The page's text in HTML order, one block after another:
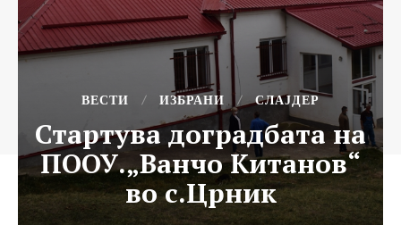
ВЕСТИ ИЗБРАНИ СЛАЈДЕР
Стартува доградбата на
ПООУ.„Ванчо Китанов“
во с.Црник